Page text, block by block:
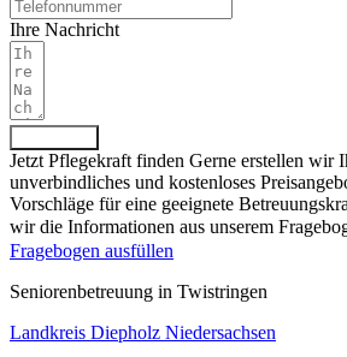
Ihre Nachricht
Jetzt Pflegekraft finden Gerne erstellen wir
unverbindliches und kostenloses
Vorschläge für eine geeignete
wir die Informationen aus unserem
Fragebogen ausfüllen
Senioren­betreuung in Twistringen
Landkreis Diepholz Niedersachsen